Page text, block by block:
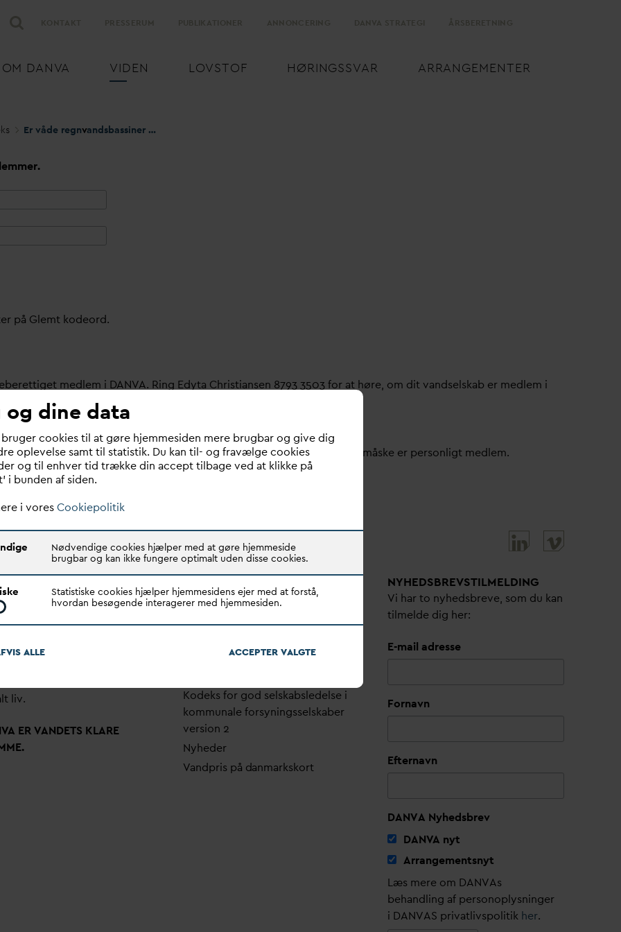
OM DANVA VIDEN LOVSTOF HØRINGSSVAR ARRANGEMENTER
Er våde regnvandsbassiner omfattede af randzoneloven
på Glemt kodeord.
medlem i DANVA. Ring Edyta Christiansen 8793 3503 for at høre, om dit vandselskab er medlem i
her.
ditvandselskab, dit ansættelsessted er medlem iDANVA eller om du måske er personligt medlem.
V
taler
liv.
VA ERVANDETS KLARE
Find dineDANVA medarbejdere
Arrangementer
Kodeks for god selskabsledelse i
kommunale forsyningsselskaber
version 2
Nyheder
Vandpris på danmarkskort
NYHEDSBREVS­TILMELDING
Vi har to nyhedsbreve, som du kan
tilmelde dig her:
E-mail adresse
Fornavn
Efternavn
DANVA Nyhedsbrev
DANVA nyt
Arrangementsnyt
Læs mere om DANVAs
behandling af personoplysninger
i DANVAS privatlivspolitik her.
og dine data
bruger cookies til at gøre hjemmesiden mere brugbar og give dig
oplevelse samt til statistik. Du kan til- og fravælge cookies
og til enhver tid trække din accept tilbage ved at klikke på
i bunden af siden.
i voresCookiepolitik
Nødvendige cookies hjælper med at gøre hjemmeside
brugbar og kan ikke fungere optimalt uden disse cookies.
Statistiske cookies hjælper hjemmesidens ejer med at forstå,
hvordan besøgende interagerer med hjemmesiden.
ALLE ACCEPTERVALGTE